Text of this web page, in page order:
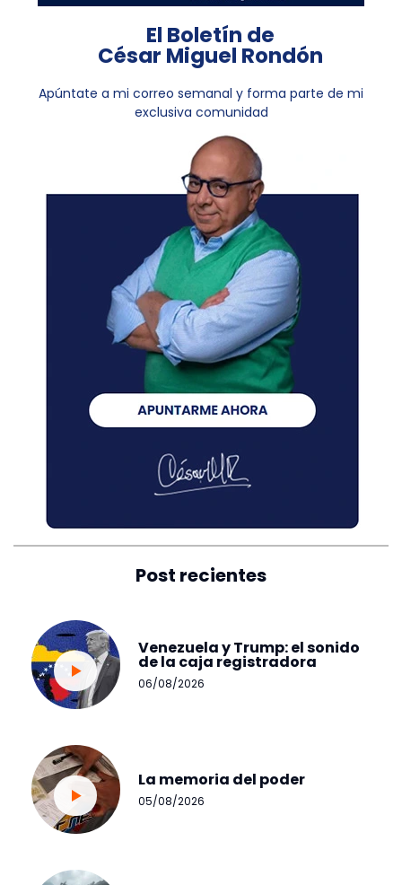
El Boletín de
César Miguel Rondón
Apúntate a mi correo semanal y forma parte de mi
exclusiva comunidad
Post recientes
Venezuela y Trump: el sonido
de la caja registradora
06/08/2026
La memoria del poder
05/08/2026